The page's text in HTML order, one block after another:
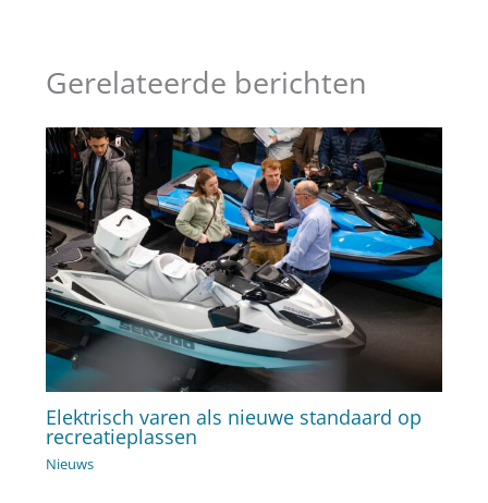
Gerelateerde berichten
Elektrisch varen als nieuwe standaard op
recreatieplassen
Nieuws